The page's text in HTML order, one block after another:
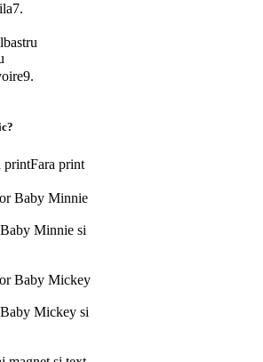
7.
9.
Fara print
Minnie si
Mickey si